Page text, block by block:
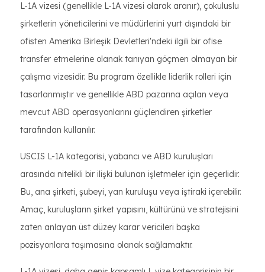
L-1A vizesi (genellikle L-1A vizesi olarak aranır), çokuluslu
şirketlerin yöneticilerini ve müdürlerini yurt dışındaki bir
ofisten Amerika Birleşik Devletleri'ndeki ilgili bir ofise
transfer etmelerine olanak tanıyan göçmen olmayan bir
çalışma vizesidir. Bu program özellikle liderlik rolleri için
tasarlanmıştır ve genellikle ABD pazarına açılan veya
mevcut ABD operasyonlarını güçlendiren şirketler
tarafından kullanılır.
USCIS L-1A kategorisi, yabancı ve ABD kuruluşları
arasında nitelikli bir ilişki bulunan işletmeler için geçerlidir.
Bu, ana şirketi, şubeyi, yan kuruluşu veya iştiraki içerebilir.
Amaç, kuruluşların şirket yapısını, kültürünü ve stratejisini
zaten anlayan üst düzey karar vericileri başka
pozisyonlara taşımasına olanak sağlamaktır.